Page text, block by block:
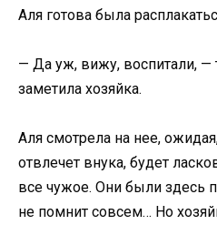
Аля готова была
— Да уж, вижу, воспитали,
заметила хозяйка.
Аля смотрела на нее,
отвлечет внука, будет
все чужое. Они были здесь
не помнит совсем… Но